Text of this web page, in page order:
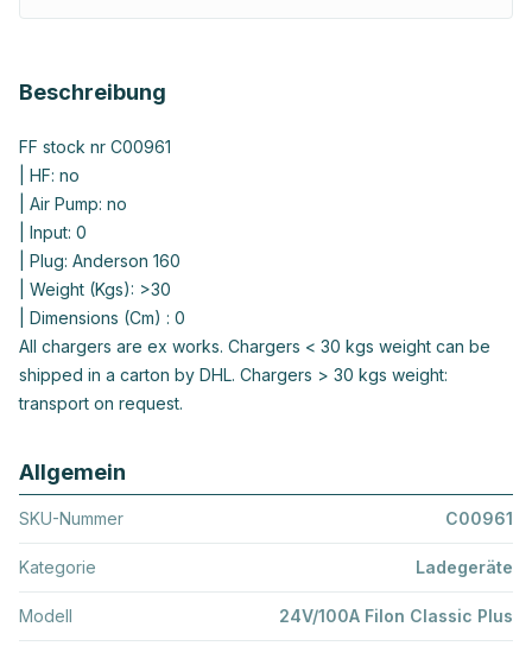
Beschreibung
FF stock nr C00961
| HF: no
| Air Pump: no
| Input: 0
| Plug: Anderson 160
| Weight (Kgs): >30
| Dimensions (Cm) : 0
All chargers are ex works. Chargers < 30 kgs weight can be
shipped in a carton by DHL. Chargers > 30 kgs weight:
transport on request.
Allgemein
SKU-Nummer C00961
Kategorie Ladegeräte
Modell 24V/100A Filon Classic Plus